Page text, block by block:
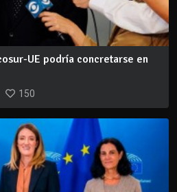
UE podría concretarse en
150